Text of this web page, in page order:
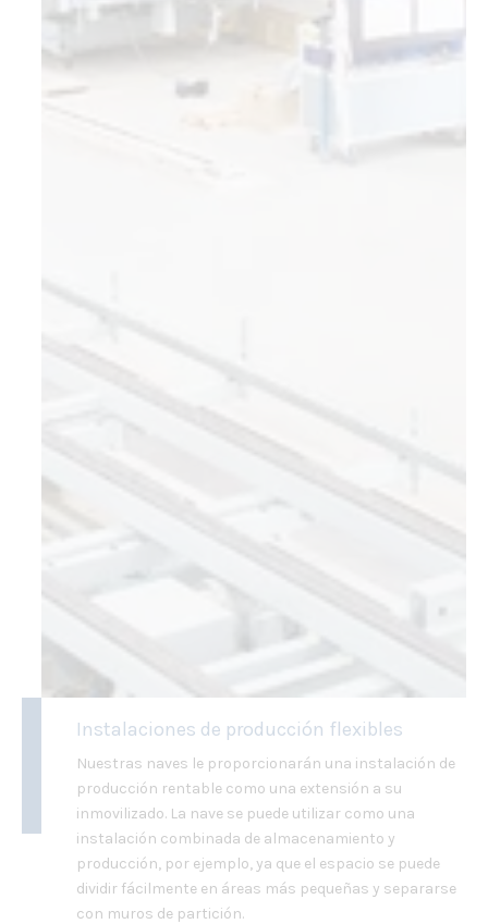
Instalaciones de producción flexibles
Nuestras naves le proporcionarán una instalación de
producción rentable como una extensión a su
inmovilizado. La nave se puede utilizar como una
instalación combinada de almacenamiento y
producción, por ejemplo, ya que el espacio se puede
dividir fácilmente en áreas más pequeñas y separarse
con muros de partición.